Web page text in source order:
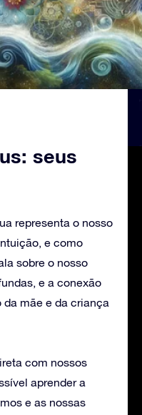
seus
representa o nosso
e como
sobre o nosso
e a conexão
mãe e da criança
com nossos
aprender a
e as nossas